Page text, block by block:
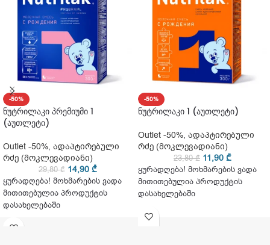
-50%
ნუტრილაკი პრემიუმი 1
(აუთლეტი)
Outlet -50%, ადაპტირებული
რძე (მოკლევადიანი)
29,80₾ 14,90 ₾
ყურადღება! მოხმარების ვადა
მითითებულია პროდუქტის
დასახელებაში
-50%
ნუტრილაკი 1 (აუთლეტი)
Outlet -50%, ადაპტირებული
რძე (მოკლევადიანი)
23,80₾ 11,90 ₾
ყურადღება! მოხმარების ვადა
მითითებულია პროდუქტის
დასახელებაში